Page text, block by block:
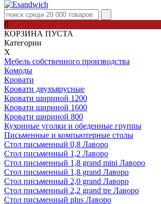
0
КОРЗИНА ПУСТА
Категории
Х
Мебель собственного производства
Комоды
Кровати
Кровати двухъярусные
Кровати шириной 1200
Кровати шириной 1600
Кровати шириной 800
Кухонные уголки и обеденные группы
Письменные и компьютерные столы
Стол письменный 0,8 Лаворо
Стол письменный 1,2 Лаворо
Стол письменный 1,8 grand mini Лаворо
Стол письменный 1,8 grand Лаворо
Стол письменный 2,0 grand Лаворо
Стол письменный 2,2 grand tre Лаворо
Стол письменный plus Лаворо